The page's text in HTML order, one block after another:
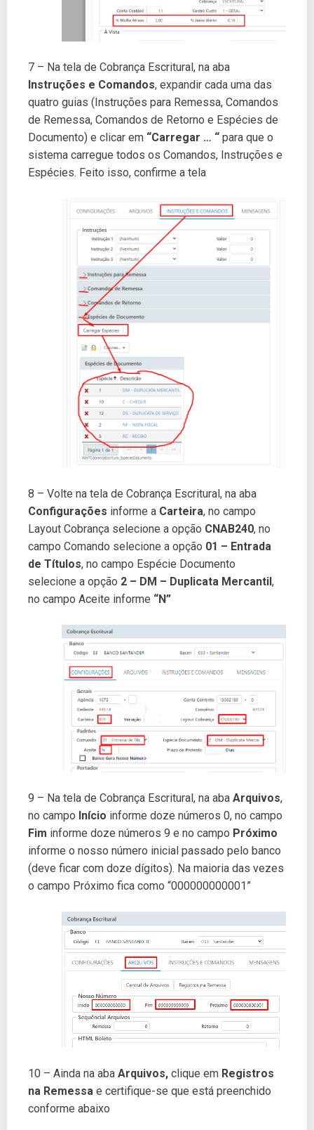
7 – Na tela de Cobrança Escritural, na aba
Instruções e Comandos, expandir cada uma das
quatro guias (Instruções para Remessa, Comandos
de Remessa, Comandos de Retorno e Espécies de
Documento) e clicar em “Carregar … “ para que o
sistema carregue todos os Comandos, Instruções e
Espécies. Feito isso, confirme a tela
8 – Volte na tela de Cobrança Escritural, na aba
Configurações informe a Carteira, no campo
Layout Cobrança selecione a opção CNAB240, no
campo Comando selecione a opção 01 – Entrada
de Títulos, no campo Espécie Documento
selecione a opção 2 – DM – Duplicata Mercantil ,
no campo Aceite informe “N”
9 – Na tela de Cobrança Escritural, na aba Arquivos,
no campo Início informe doze números 0, no campo
Fim informe doze números 9 e no campo Próximo
informe o nosso número inicial passado pelo banco
(deve ficar com doze dígitos). Na maioria das vezes
o campo Próximo fica como “000000000001”
10 – Ainda na aba Arquivos, clique em Registros
na Remessa e certifique-se que está preenchido
conforme abaixo